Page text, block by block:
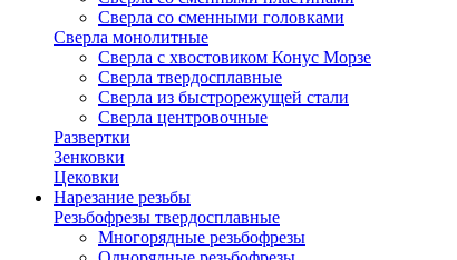
Сверла со сменными головками
Сверла монолитные
Сверла с хвостовиком Конус Морзе
Сверла твердосплавные
Сверла из быстрорежущей стали
Сверла центровочные
Развертки
Зенковки
Цековки
Нарезание резьбы
Резьбофрезы твердосплавные
Многорядные резьбофрезы